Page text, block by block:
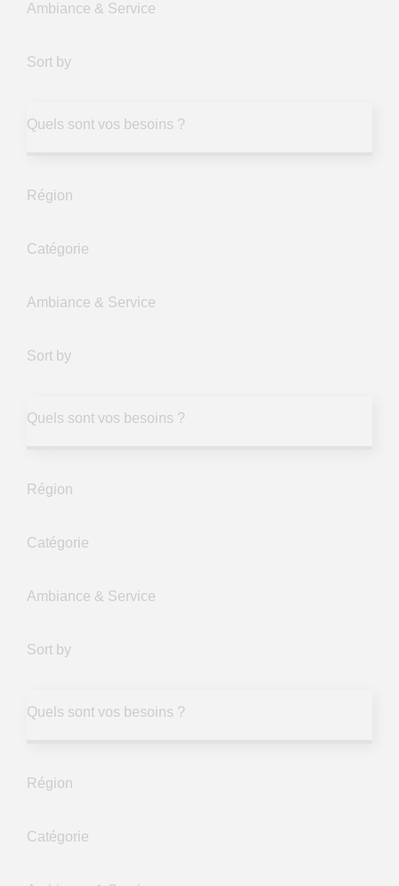
Ambiance & Service
Sort by
Quels sont vos besoins ?
Région
Catégorie
Ambiance & Service
Sort by
Quels sont vos besoins ?
Région
Catégorie
Ambiance & Service
Sort by
Quels sont vos besoins ?
Région
Catégorie